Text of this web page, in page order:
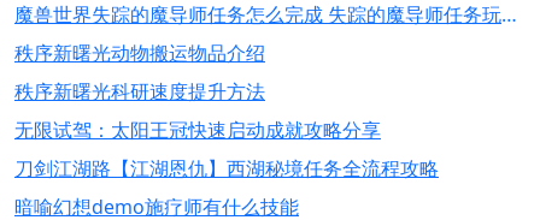
魔兽世界失踪的魔导师任务怎么完成 失踪的魔导师任务玩法推荐
秩序新曙光动物搬运物品介绍
秩序新曙光科研速度提升方法
无限试驾：太阳王冠快速启动成就攻略分享
刀剑江湖路【江湖恩仇】西湖秘境任务全流程攻略
暗喻幻想demo施疗师有什么技能